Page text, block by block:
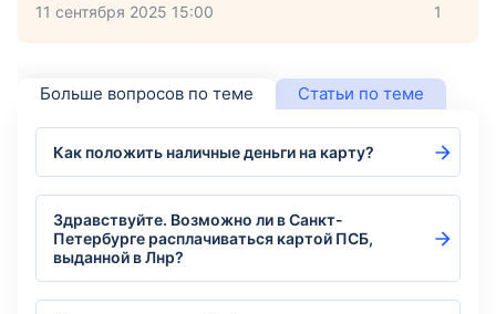
11 сентября 2025 15:00 1
Больше вопросов по теме Статьи по теме
Как положить наличные деньги на карту?
Здравствуйте. Возможно ли в Санкт-
Петербурге расплачиваться картой ПСБ,
выданной в Лнр?